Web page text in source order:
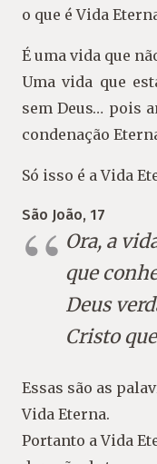
o que é Vida
É uma vida que
Uma vida que
sem Deus… pois
condenação
Só isso é a Vida
São João, 17
Ora, a
que
Deus
Cristo
Essas são as
Vida Eterna.
Portanto a Vida